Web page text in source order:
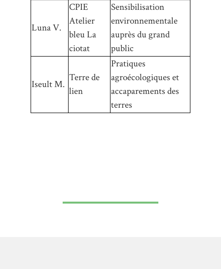
Luna V.
CPIE
Atelier
bleu La
ciotat
Sensibilisation
environnementale
auprès du grand
public
Iseult M.
Terre de
lien
Pratiques
agroécologiques et
accaparements des
terres